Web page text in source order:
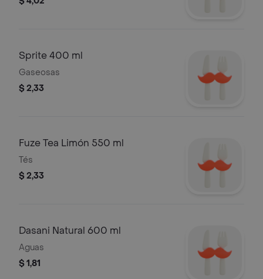
Sprite 400 ml
Gaseosas
$ 2,33
Fuze Tea Limón 550 ml
Tés
$ 2,33
Dasani Natural 600 ml
Aguas
$ 1,81